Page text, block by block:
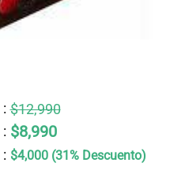
: $12,990
: $8,990
: $4,000 (31% Descuento)